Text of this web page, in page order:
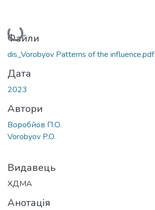
Вантажиться...
Файли
dis_Vorobyov Patterns of the influence.pdf
Дата
2023
Автори
Воробйов П.О.
Vorobyov P.O.
Видавець
ХДМА
Анотація